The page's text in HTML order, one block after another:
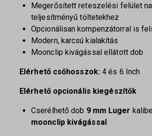
Megerősített reteszelési felület
teljesítményű töltetekhez
Opcionálisan kompenzátorral is
Modern, karcsú kialakítás
Moonclip kivágással ellátott dob
Elérhető csőhosszok:4 és 6 Inch
Elérhető opcionális kiegészítők
Cserélhető dob 9 mm Luger
moonclip kivágással